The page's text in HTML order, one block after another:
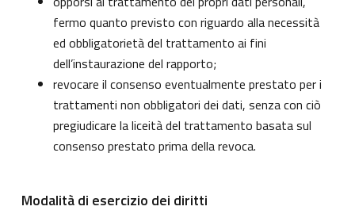
fermo quanto previsto con riguardo alla necessità
ed obbligatorietà del trattamento ai fini
dell’instaurazione del rapporto;
revocare il consenso eventualmente prestato per i
trattamenti non obbligatori dei dati, senza con ciò
pregiudicare la liceità del trattamento basata sul
consenso prestato prima della revoca.
Modalità di esercizio dei diritti